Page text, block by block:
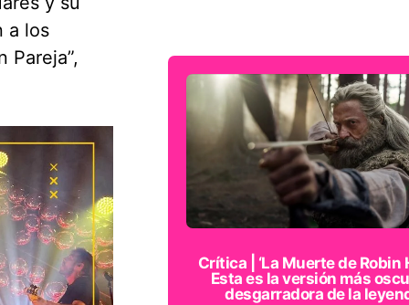
a los
Pareja”,
Crítica | ‘La Muerte de Robin
Esta es la versión más
desgarradora de la